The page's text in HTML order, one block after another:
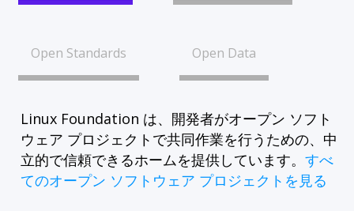
Open Standards Open Data
Linux Foundation は、開発者がオープン ソフト
ウェア プロジェクトで共同作業を行うための、中
立的で信頼できるホームを提供しています。 すべ
てのオープン ソフトウェア プロジェクトを見る